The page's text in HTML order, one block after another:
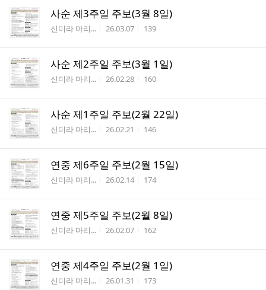
사순 제3주일 주보(3월 8일)
작성자
신미라 마리... 작성시간
26.03.07 조회수
139
사순 제2주일 주보(3월 1일)
작성자
신미라 마리... 작성시간
26.02.28 조회수
160
사순 제1주일 주보(2월 22일)
작성자
신미라 마리... 작성시간
26.02.21 조회수
146
연중 제6주일 주보(2월 15일)
작성자
신미라 마리... 작성시간
26.02.14 조회수
174
연중 제5주일 주보(2월 8일)
작성자
신미라 마리... 작성시간
26.02.07 조회수
162
연중 제4주일 주보(2월 1일)
작성자
신미라 마리... 작성시간
26.01.31 조회수
173